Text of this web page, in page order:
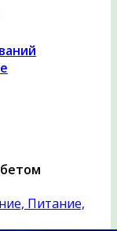
Питание,